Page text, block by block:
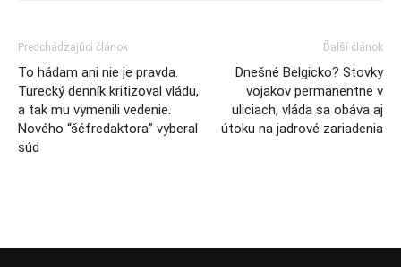
Predchádzajúci článok
To hádam ani nie je pravda.
Turecký denník kritizoval vládu,
a tak mu vymenili vedenie.
Nového “šéfredaktora” vyberal
súd
Ďalší článok
Dnešné Belgicko? Stovky
vojakov permanentne v
uliciach, vláda sa obáva aj
útoku na jadrové zariadenia